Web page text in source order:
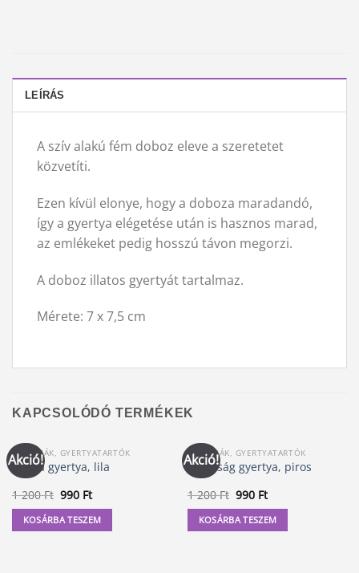
LEÍRÁS
A szív alakú fém doboz eleve a szeretetet
közvetíti.
Ezen kívül elonye, hogy a doboza maradandó,
így a gyertya elégetése után is hasznos marad,
az emlékeket pedig hosszú távon megorzi.
A doboz illatos gyertyát tartalmaz.
Mérete: 7 x 7,5 cm
KAPCSOLÓDÓ TERMÉKEK
Akció!
GYERTYÁK, GYERTYATARTÓK
Mágia gyertya, lila
1 200Ft Original
price
was:
1
200 Ft.
990 FtCurrent
price
is:
990 Ft.
KOSÁRBA TESZEM
Akció!
GYERTYÁK, GYERTYATARTÓK
Kívánság gyertya, piros
1 200Ft Original
price
was:
1
200 Ft.
990 FtCurrent
price
is:
990 Ft.
KOSÁRBA TESZEM